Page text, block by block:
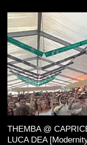
THEMBA @
LUCA DEA